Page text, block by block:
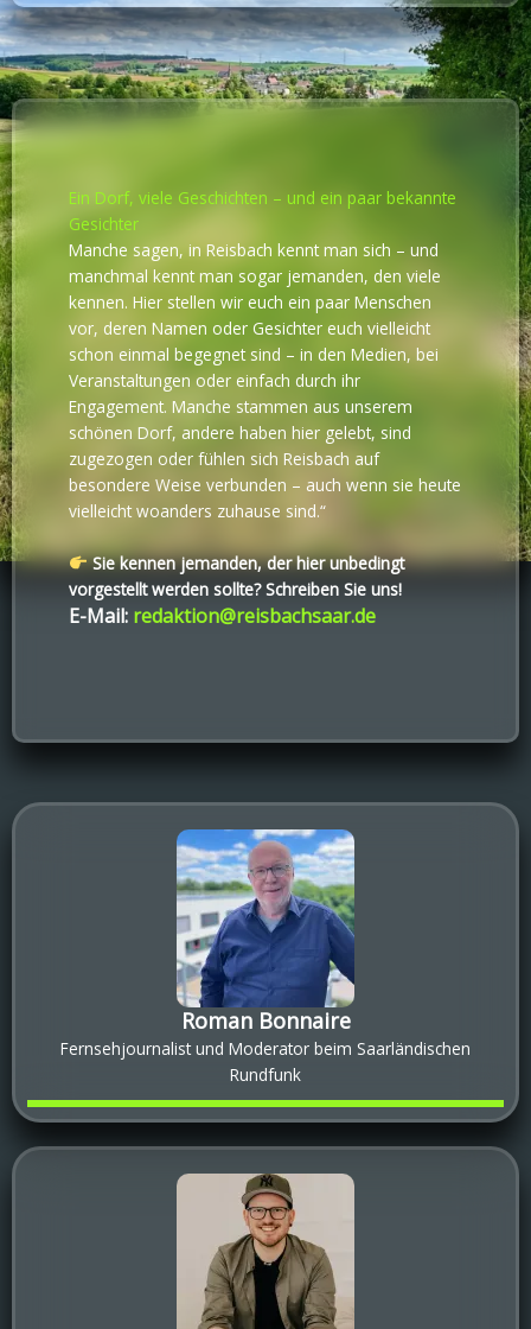
Ein Dorf, viele Geschichten – und ein paar bekannte
Gesichter
Manche sagen, in Reisbach kennt man sich – und
manchmal kennt man sogar jemanden, den viele
kennen. Hier stellen wir euch ein paar Menschen
vor, deren Namen oder Gesichter euch vielleicht
schon einmal begegnet sind – in den Medien, bei
Veranstaltungen oder einfach durch ihr
Engagement. Manche stammen aus unserem
schönen Dorf, andere haben hier gelebt, sind
zugezogen oder fühlen sich Reisbach auf
besondere Weise verbunden – auch wenn sie heute
vielleicht woanders zuhause sind.“
Sie kennen jemanden, der hier unbedingt
vorgestellt werden sollte? Schreiben Sie uns!
E-Mail: redaktion@reisbachsaar.de
Roman Bonnaire
Fernsehjournalist und Moderator beim Saarländischen
Rundfunk